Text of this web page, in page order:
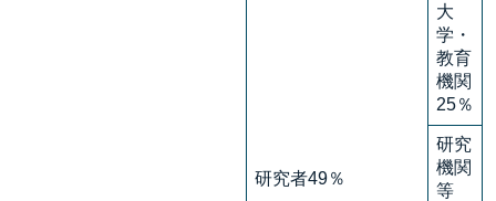
研究者49％
大
学・
教育
機関
25％
研究
機関
等